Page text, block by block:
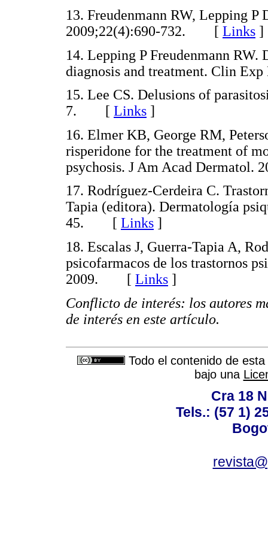
13. Freudenmann RW, Lepping
2009;22(4):690-732. [ Links ]
14. Lepping P Freudenmann
diagnosis and treatment. Clin
15. Lee CS. Delusions of
7. [ Links ]
16. Elmer KB, George RM,
risperidone for the treatment of
psychosis. J Am Acad
17. Rodríguez-Cerdeira C.
Tapia (editora). Dermatología
45. [ Links ]
18. Escalas J, Guerra-Tapia A,
psicofarmacos de los trastornos
2009. [ Links ]
Conflicto de interés: los autores
de interés en este artículo.
Todo el contenido de
bajo una
Cra 18
Tels.: (57 1)